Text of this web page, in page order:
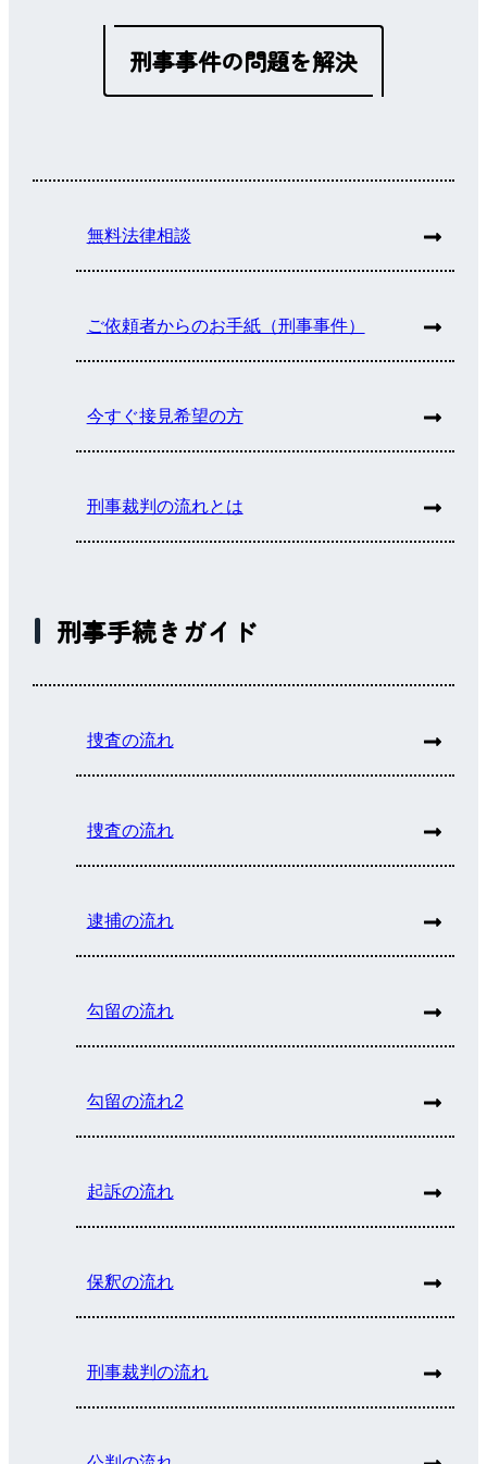
刑事事件の問題を解決
無料法律相談
ご依頼者からのお手紙（刑事事件）
今すぐ接見希望の方
刑事裁判の流れとは
刑事手続きガイド
捜査の流れ
捜査の流れ
逮捕の流れ
勾留の流れ
勾留の流れ2
起訴の流れ
保釈の流れ
刑事裁判の流れ